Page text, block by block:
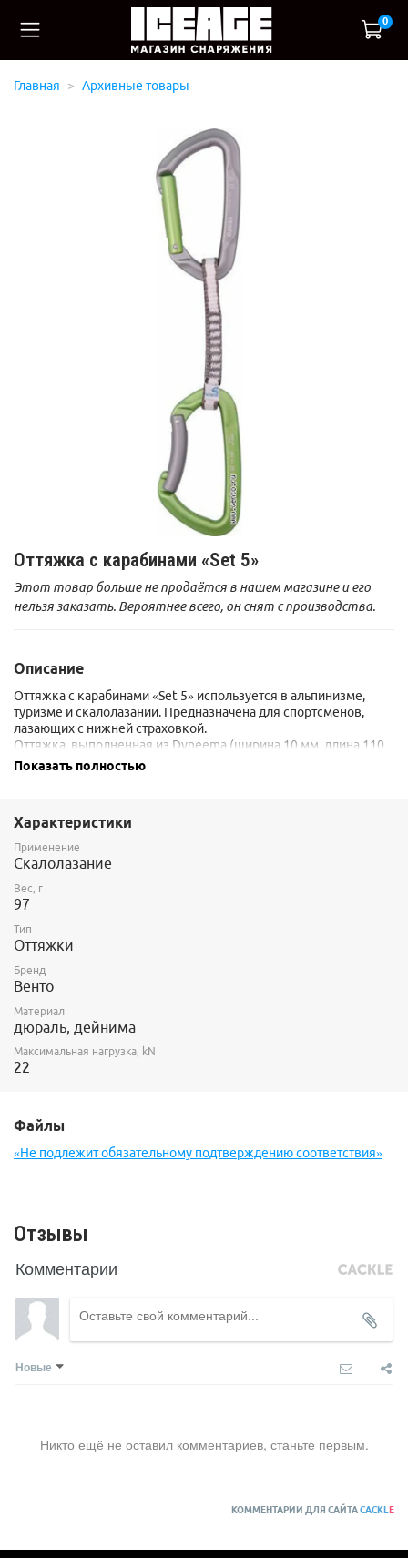
0
Главная Архивные товары
Оттяжка с карабинами «Set 5»
Этот товар больше не продаётся в нашем магазине и его
нельзя заказать. Вероятнее всего, он снят с производства.
Описание
Оттяжка с карабинами «Set 5» используется в альпинизме,
туризме и скалолазании. Предназначена для спортсменов,
лазающих с нижней страховкой.
Оттяжка, выполненная из Dyneema (ширина 10 мм, длина 110
мм), имеет интегрированный фиксатор нижнего карабина,
Инверсная гамма карабинов помогает удобному встегиванию
оттяжек в шлямбуры.
Показать полностью
Характеристики
Применение
Скалолазание
Вес, г
97
Тип
Оттяжки
Бренд
Венто
Материал
дюраль, дейнима
Максимальная нагрузка, kN
22
Файлы
«Не подлежит обязательному подтверждению соответствия»
Отзывы
Комментарии
Новые
Никто ещё не оставил комментариев, станьте первым.
КОММЕНТАРИИ ДЛЯ САЙТАCACKLE